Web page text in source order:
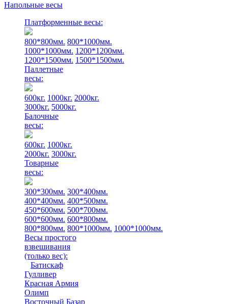
Напольные весы
Платформенные весы:
800*800мм. 800*1000мм.
1000*1000мм. 1200*1200мм.
1200*1500мм. 1500*1500мм.
Паллетные
весы:
600кг. 1000кг. 2000кг.
3000кг. 5000кг.
Балочные
весы:
600кг. 1000кг.
2000кг. 3000кг.
Товарные
весы:
300*300мм. 300*400мм.
400*400мм. 400*500мм.
450*600мм. 500*700мм.
600*600мм. 600*800мм.
800*800мм. 800*1000мм. 1000*1000мм.
Весы простого
взвешивания
(только вес):
Батискаф
Гулливер
Красная Армия
Олимп
Восточный Базар